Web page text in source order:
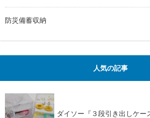
防災備蓄収納
人気の記事
ダイソー『３段引き出しケ